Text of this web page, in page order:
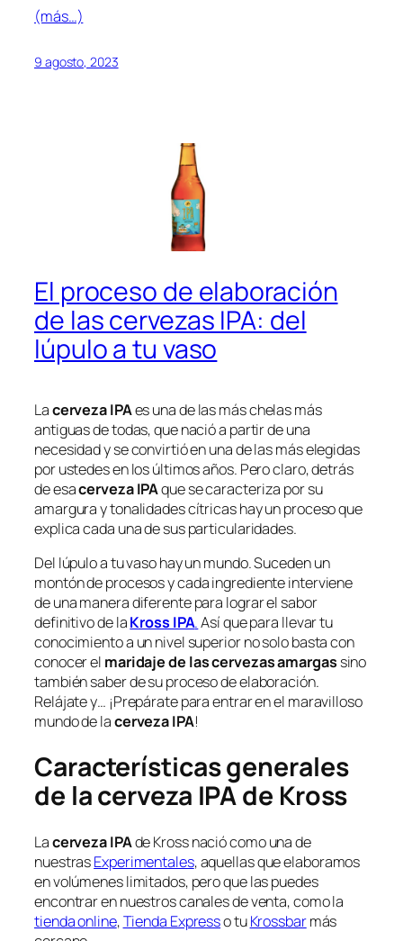
(más…)
9 agosto, 2023
El proceso de elaboración
de las cervezas IPA: del
lúpulo a tu vaso
Lacerveza IPAes una de las más chelas más
antiguas de todas, que nació a partir de una
necesidad y se convirtió en una de las más elegidas
por ustedes en los últimos años. Pero claro, detrás
de esacerveza IPAque se caracteriza por su
amargura y tonalidades cítricas hay un proceso que
explica cada una de sus particularidades.
Del lúpulo a tu vaso hay un mundo. Suceden un
montón de procesos y cada ingrediente interviene
de una manera diferente para lograr el sabor
definitivo de laKross IPA.Así que para llevar tu
conocimiento a un nivel superior no solo basta con
conocer el maridaje de las cervezas amargas sino
también saber de su proceso de elaboración.
Relájate y… ¡Prepárate para entrar en el maravilloso
mundo de lacerveza IPA!
Características generales
de la cerveza IPA de Kross
Lacerveza IPAde Kross nació como una de
nuestrasExperimentales, aquellas que elaboramos
en volúmenes limitados, pero que las puedes
encontrar en nuestros canales de venta, como la
tienda online,Tienda Expresso tuKrossbarmás